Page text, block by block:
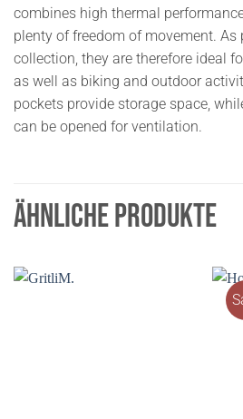
combines high thermal
plenty of freedom of movement. As
collection, they are therefore ideal
as well as biking and outdoor
pockets provide storage space,
can be opened for ventilation.
ÄHNLICHE PRODUKTE